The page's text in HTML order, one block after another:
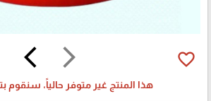
arrow_forward_ios
arrow_back_ios favorite_border
هذا المنتج غير متوفر حالياً، سنقوم